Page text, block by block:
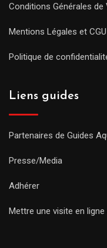
Conditions Générales de
Mentions Légales et CGU
Politique de
Liens guides
Partenaires de Guides
Presse/Media
Adhérer
Mettre une visite en